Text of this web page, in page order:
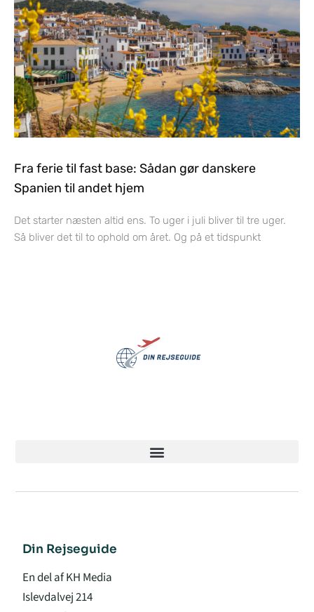
Fra ferie til fast base: Sådan gør danskere
Spanien til andet hjem
Det starter næsten altid ens. To uger i juli bliver til tre uger.
Så bliver det til to ophold om året. Og på et tidspunkt
Din Rejseguide
En del af KH Media
Islevdalvej 214